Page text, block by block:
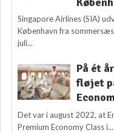
Singapore Airlines (SIA)
København fra
juli...
På ét
fløjet
Det var i august 2022, at
Premium Economy Class i...